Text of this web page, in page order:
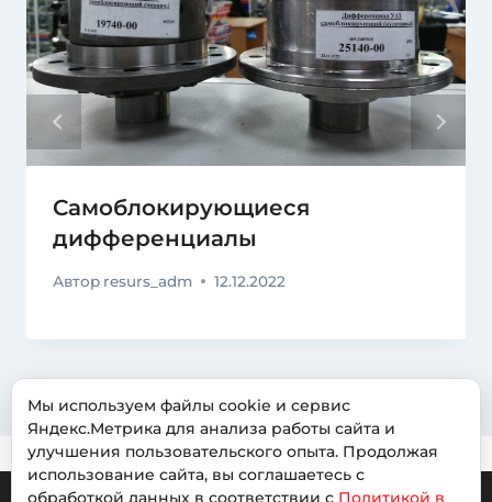
Самоблокирующиеся
дифференциалы
Автор resurs_adm 12.12.2022
Мы используем файлы cookie и сервис
Яндекс.Метрика для анализа работы сайта и
улучшения пользовательского опыта. Продолжая
использование сайта, вы соглашаетесь с
обработкой данных в соответствии с Политикой в